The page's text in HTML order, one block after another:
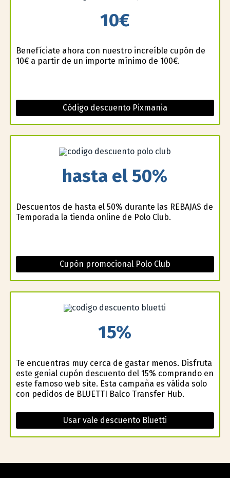
10€
Benefíciate ahora con nuestro increíble cupón de
10€ a partir de un importe mínimo de 100€.
Código descuento Pixmania
hasta el 50%
Descuentos de hasta el 50% durante las REBAJAS de
Temporada la tienda online de Polo Club.
Cupón promocional Polo Club
15%
Te encuentras muy cerca de gastar menos. Disfruta
este genial cupón descuento del 15% comprando en
este famoso web site. Esta campaña es válida solo
con pedidos de BLUETTI Balco Transfer Hub.
Usar vale descuento Bluetti